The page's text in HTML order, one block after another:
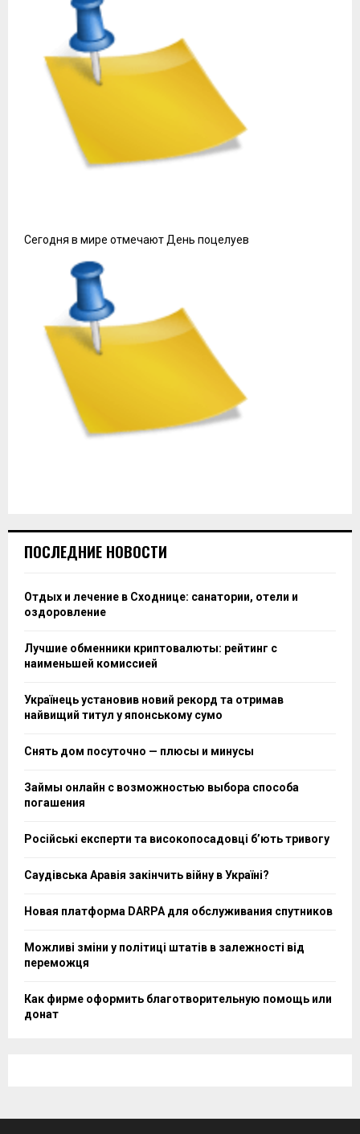
Сегодня в мире отмечают День поцелуев
ПОСЛЕДНИЕ НОВОСТИ
Отдых и лечение в Сходнице: санатории, отели и
оздоровление
Лучшие обменники криптовалюты: рейтинг с
наименьшей комиссией
Українець установив новий рекорд та отримав
найвищий титул у японському сумо
Снять дом посуточно — плюсы и минусы
Займы онлайн с возможностью выбора способа
погашения
Російські експерти та високопосадовці бʼють тривогу
Саудівська Аравія закінчить війну в Україні?
Новая платформа DARPA для обслуживания спутников
Можливі зміни у політиці штатів в залежності від
переможця
Как фирме оформить благотворительную помощь или
донат